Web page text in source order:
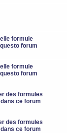
formule
forum
formule
forum
des formules
ce forum
des formules
ce forum